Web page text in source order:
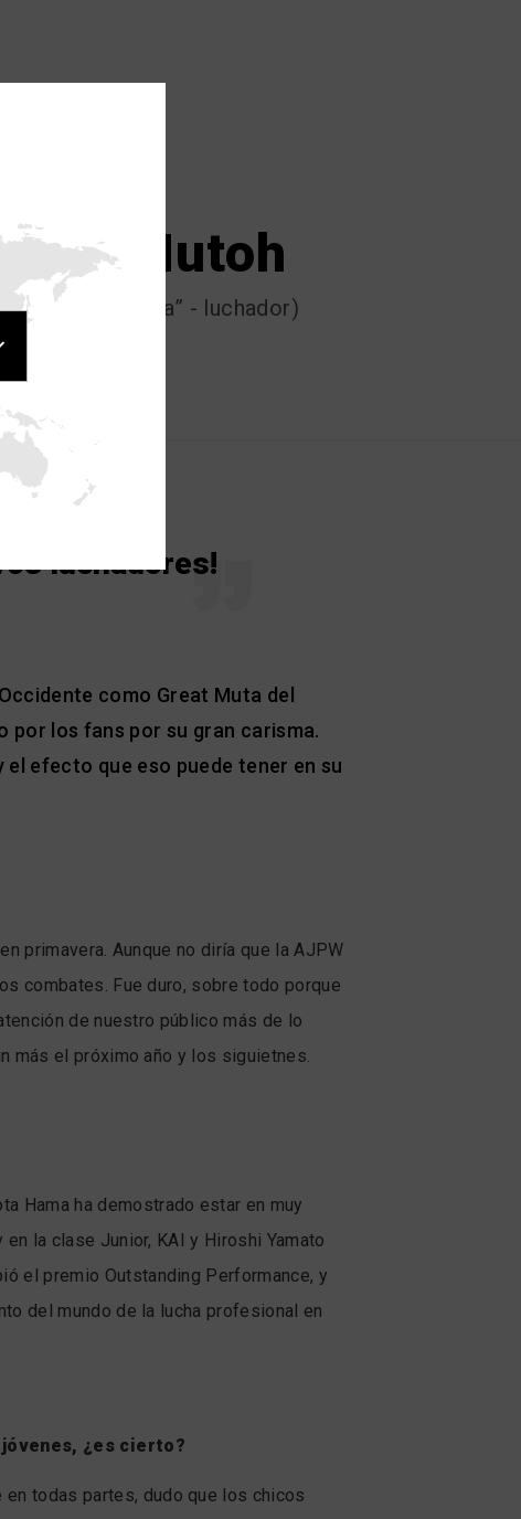
Keiji Mutoh
(“The Great Muta” - luchador)
luchadores!
como Great Muta del
por los fans por su gran carisma.
efecto que eso puede tener en su
primavera. Aunque no diría que la AJPW
combates. Fue duro, sobre todo porque
de nuestro público más de lo
más el próximo año y los siguietnes.
Hama ha demostrado estar en muy
la clase Junior, KAI y Hiroshi Yamato
el premio Outstanding Performance, y
del mundo de la lucha profesional en
jóvenes, ¿es cierto?
en todas partes, dudo que los chicos